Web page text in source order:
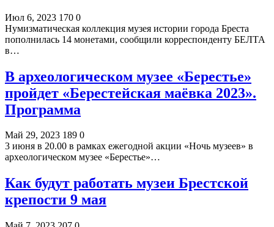
Июл 6, 2023 170 0
Нумизматическая коллекция музея истории города Бреста
пополнилась 14 монетами, сообщили корреспонденту БЕЛТА
в…
В археологическом музее «Берестье»
пройдет «Берестейская маёвка 2023».
Программа
Май 29, 2023 189 0
3 июня в 20.00 в рамках ежегодной акции «Ночь музеев» в
археологическом музее «Берестье»…
Как будут работать музеи Брестской
крепости 9 мая